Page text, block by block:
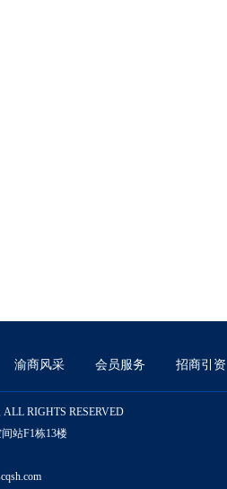
渝商风采 会员服务 招商引资
RIGHTS RESERVED
站F1栋13楼